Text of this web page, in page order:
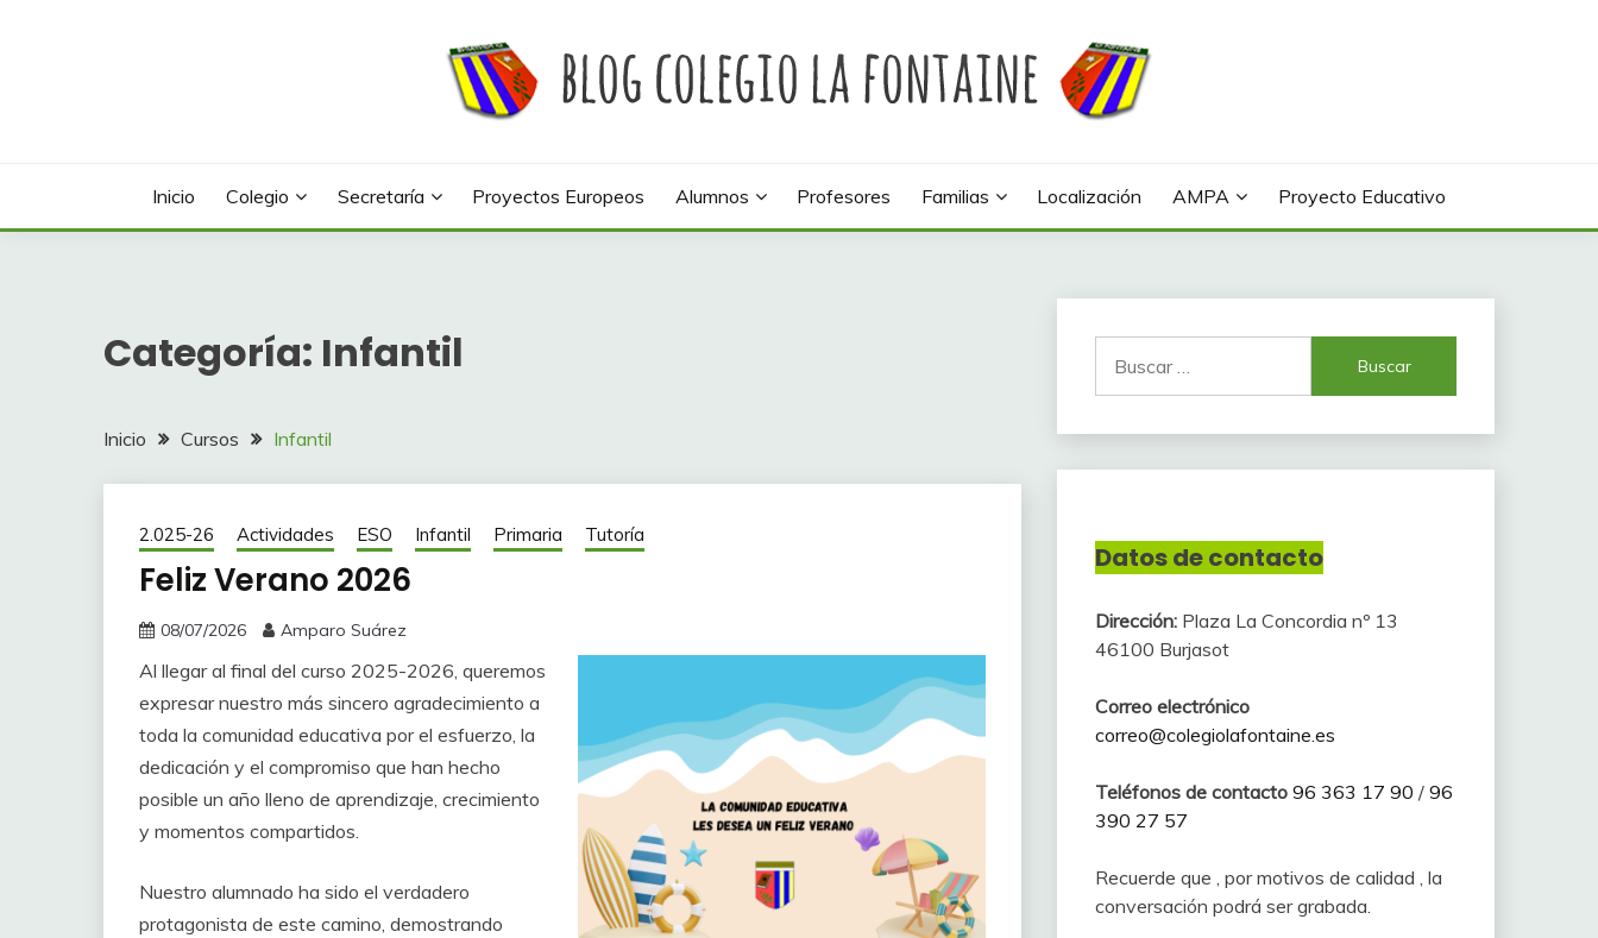
Inicio Colegio Secretaría Proyectos Europeos Alumnos Profesores Familias Localización AMPA Proyecto Educativo
Categoría: Infantil
Inicio Cursos Infantil
2.025-26 Actividades ESO Infantil Primaria Tutoría
Feliz Verano 2026
08/07/2026 Amparo Suárez
Al llegar al final del curso 2025-2026, queremos
expresar nuestro más sincero agradecimiento a
toda la comunidad educativa por el esfuerzo, la
dedicación y el compromiso que han hecho
posible un año lleno de aprendizaje, crecimiento
y momentos compartidos.
Nuestro alumnado ha sido el verdadero
protagonista de este camino, demostrando
Datos de contacto
Dirección:Plaza La Concordia nº 13
46100 Burjasot
Correo electrónico
correo@colegiolafontaine.es
Teléfonos de contacto 96 363 17 90 / 96
390 27 57
Recuerde que , por motivos de calidad , la
conversación podrá ser grabada.